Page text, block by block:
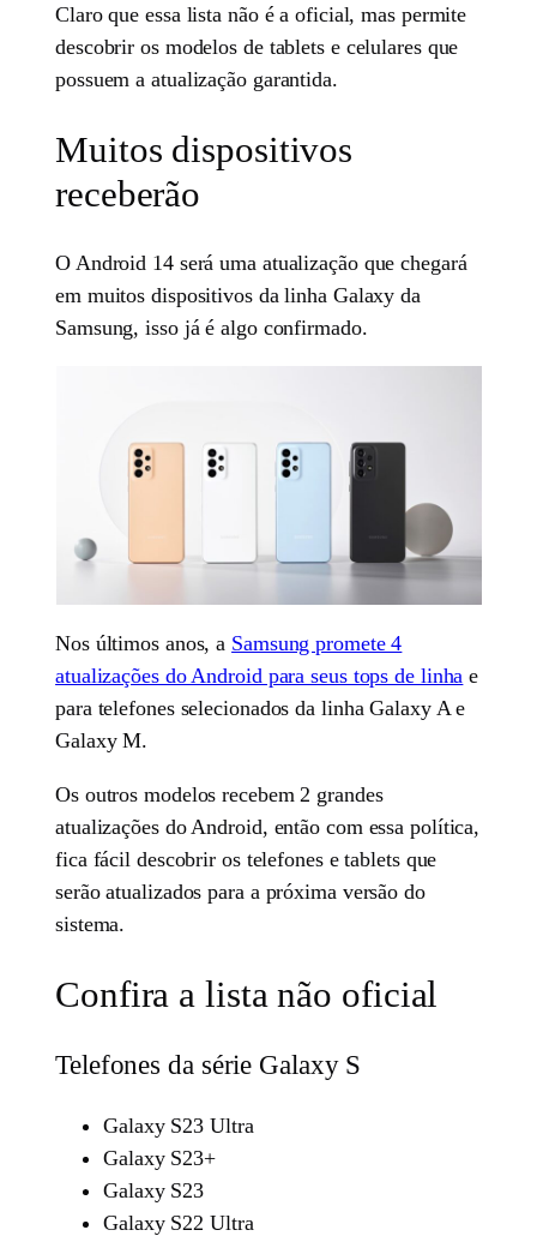
Claro que essa lista não é a oficial, mas permite
descobrir os modelos de tablets e celulares que
possuem a atualização garantida.
Muitos dispositivos
receberão
O Android 14 será uma atualização que chegará
em muitos dispositivos da linha Galaxy da
Samsung, isso já é algo confirmado.
Nos últimos anos, a Samsung promete 4
atualizações do Android para seus tops de linha e
para telefones selecionados da linha Galaxy A e
Galaxy M.
Os outros modelos recebem 2 grandes
atualizações do Android, então com essa política,
fica fácil descobrir os telefones e tablets que
serão atualizados para a próxima versão do
sistema.
Confira a lista não oficial
Telefones da série Galaxy S
Galaxy S23 Ultra
Galaxy S23+
Galaxy S23
Galaxy S22 Ultra